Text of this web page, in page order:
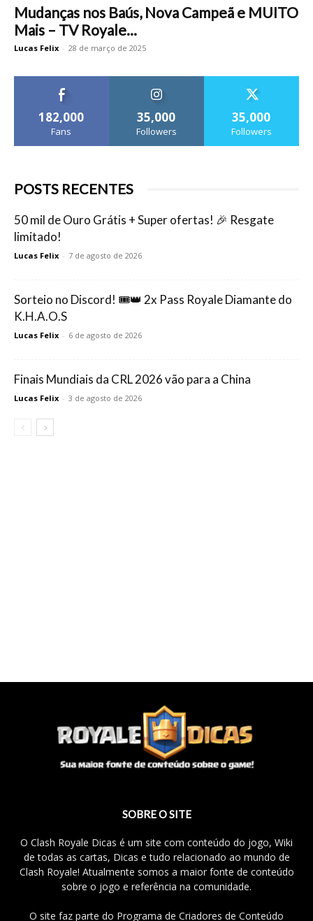
Mudanças nos Baús, Nova Campeã e MUITO
Mais – TV Royale...
Lucas Felix - 28 de março de 2025
182,000
Fans
35,000
Followers
35,000
Followers
POSTS RECENTES
50 mil de Ouro Grátis + Super ofertas! 🎉 Resgate
limitado!
Lucas Felix - 7 de agosto de 2026
Sorteio no Discord! 🎟️👑 2x Pass Royale Diamante do
K.H.A.O.S
Lucas Felix - 6 de agosto de 2026
Finais Mundiais da CRL 2026 vão para a China
Lucas Felix - 3 de agosto de 2026
SOBRE O SITE
O Clash Royale Dicas é um site com conteúdo do jogo, Wiki
de todas as cartas, Dicas e tudo relacionado ao mundo de
Clash Royale! Atualmente somos a maior fonte de conteúdo
sobre o jogo e referência na comunidade.
O site faz parte do Programa de Criadores de Conteúdo